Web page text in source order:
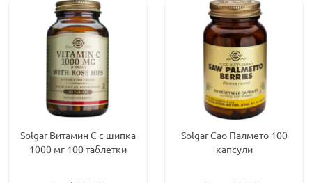
Solgar Витамин С с шипка
1000 мг 100 таблетки
Solgar Сао Палмето 100
капсули